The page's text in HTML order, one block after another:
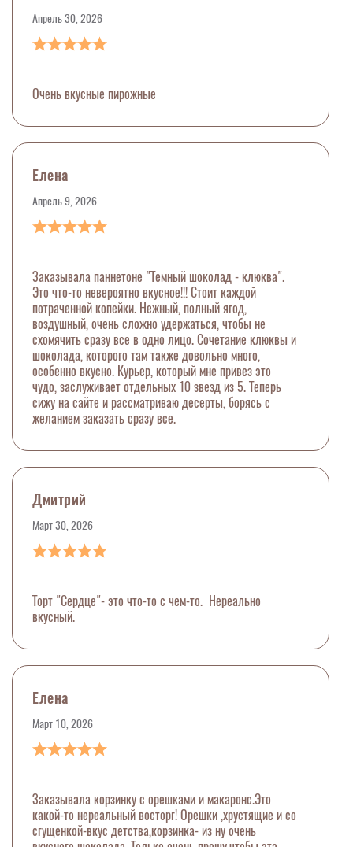
Апрель 30, 2026
Очень вкусные пирожные
Елена
Апрель 9, 2026
Заказывала паннетоне "Темный шоколад - клюква".
Это что-то невероятно вкусное!!! Стоит каждой
потраченной копейки. Нежный, полный ягод,
воздушный, очень сложно удержаться, чтобы не
схомячить сразу все в одно лицо. Сочетание клюквы и
шоколада, которого там также довольно много,
особенно вкусно. Курьер, который мне привез это
чудо, заслуживает отдельных 10 звезд из 5. Теперь
сижу на сайте и рассматриваю десерты, борясь с
желанием заказать сразу все.
Дмитрий
Март 30, 2026
Торт "Сердце"- это что-то с чем-то. Нереально
вкусный.
Елена
Март 10, 2026
Заказывала корзинку с орешками и макаронс.Это
какой-то нереальный восторг! Орешки ,хрустящие и со
сгущенкой-вкус детства,корзинка- из ну очень